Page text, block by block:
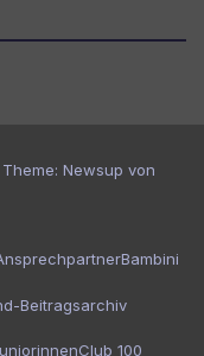
Theme: Newsup von
Bambini
Beitragsarchiv
Club 100